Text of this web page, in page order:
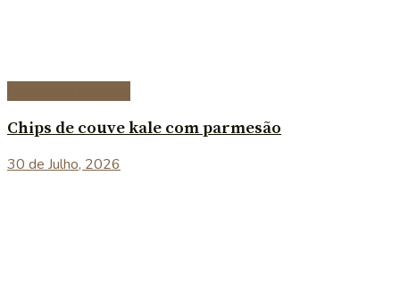
Chips de couve kale com parmesão
30 de Julho, 2026